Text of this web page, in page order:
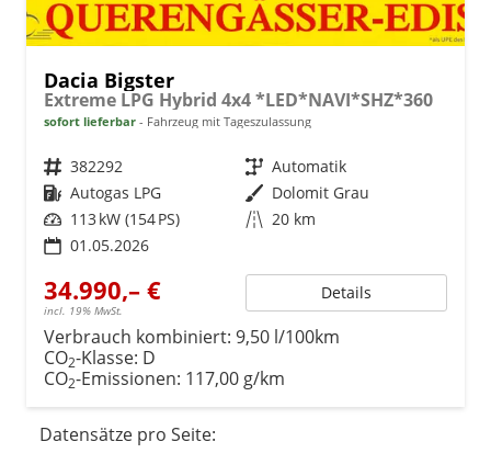
Dacia Bigster
Extreme LPG Hybrid 4x4 *LED*NAVI*SHZ*360
sofort lieferbar Fahrzeug mit Tageszulassung
Fahrzeugnr. 382292 Getriebe Automatik
Kraftstoff Autogas LPG Außenfarbe Dolomit Grau
Leistung 113 kW (154 PS) Kilometerstand 20 km
01.05.2026
34.990,– €
incl. 19% MwSt.
Details
Verbrauch kombiniert: 9,50 l/100km
CO2-Klasse: D
CO2-Emissionen: 117,00 g/km
Datensätze pro Seite: